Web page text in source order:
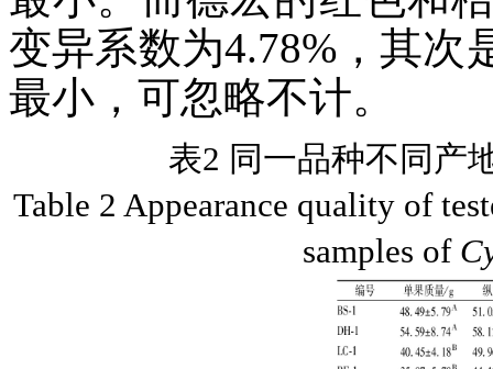
变异系数为4.78%，其次
最小，可忽略不计。
表2 同一品种不同产
Table 2 Appearance quality of
samples of